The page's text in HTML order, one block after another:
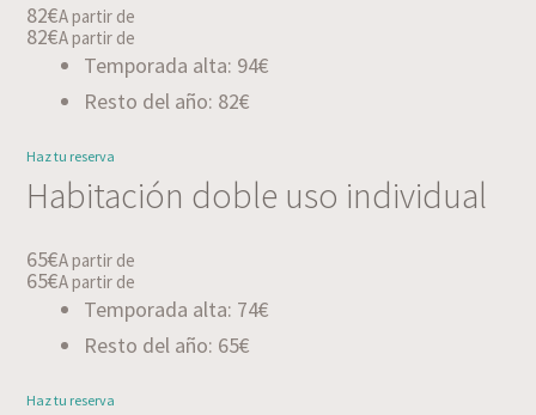
82€A partir de
82€A partir de
Temporada alta: 94€
Resto del año: 82€
Haz tu reserva
Habitación doble uso individual
65€A partir de
65€A partir de
Temporada alta: 74€
Resto del año: 65€
Haz tu reserva